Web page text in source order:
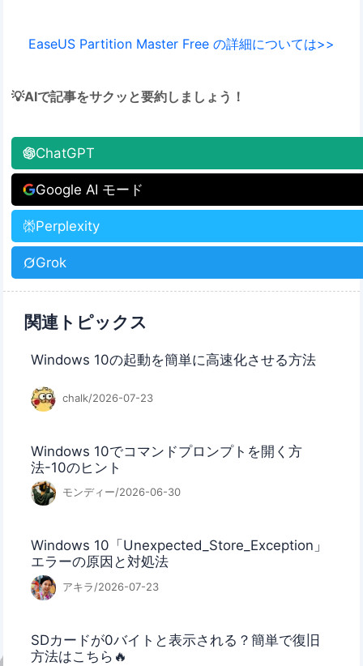
EaseUS Partition Master Free の詳細については>>
💡AIで記事をサクッと要約しましょう！
ChatGPT
Google AI モード
Perplexity
Grok
関連トピックス
Windows 10の起動を簡単に高速化させる方法
chalk/2026-07-23
Windows 10でコマンドプロンプトを開く方
法-10のヒント
モンディー/2026-06-30
Windows 10「Unexpected_Store_Exception」
エラーの原因と対処法
アキラ/2026-07-23
SDカードが0バイトと表示される？簡単で復旧
方法はこちら🔥